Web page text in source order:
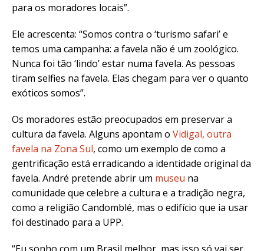
para os moradores locais”.
Ele acrescenta: “Somos contra o ‘turismo safari’ e
temos uma campanha: a favela não é um zoológico.
Nunca foi tão ‘lindo’ estar numa favela. As pessoas
tiram selfies na favela. Elas chegam para ver o quanto
exóticos somos”.
Os moradores estão preocupados em preservar a
cultura da favela. Alguns apontam o Vidigal, outra
favela na Zona Sul, como um exemplo de como a
gentrificação está erradicando a identidade original da
favela. André pretende abrir um museu na
comunidade que celebre a cultura e a tradição negra,
como a religião Candomblé, mas o edifício que ia usar
foi destinado para a UPP.